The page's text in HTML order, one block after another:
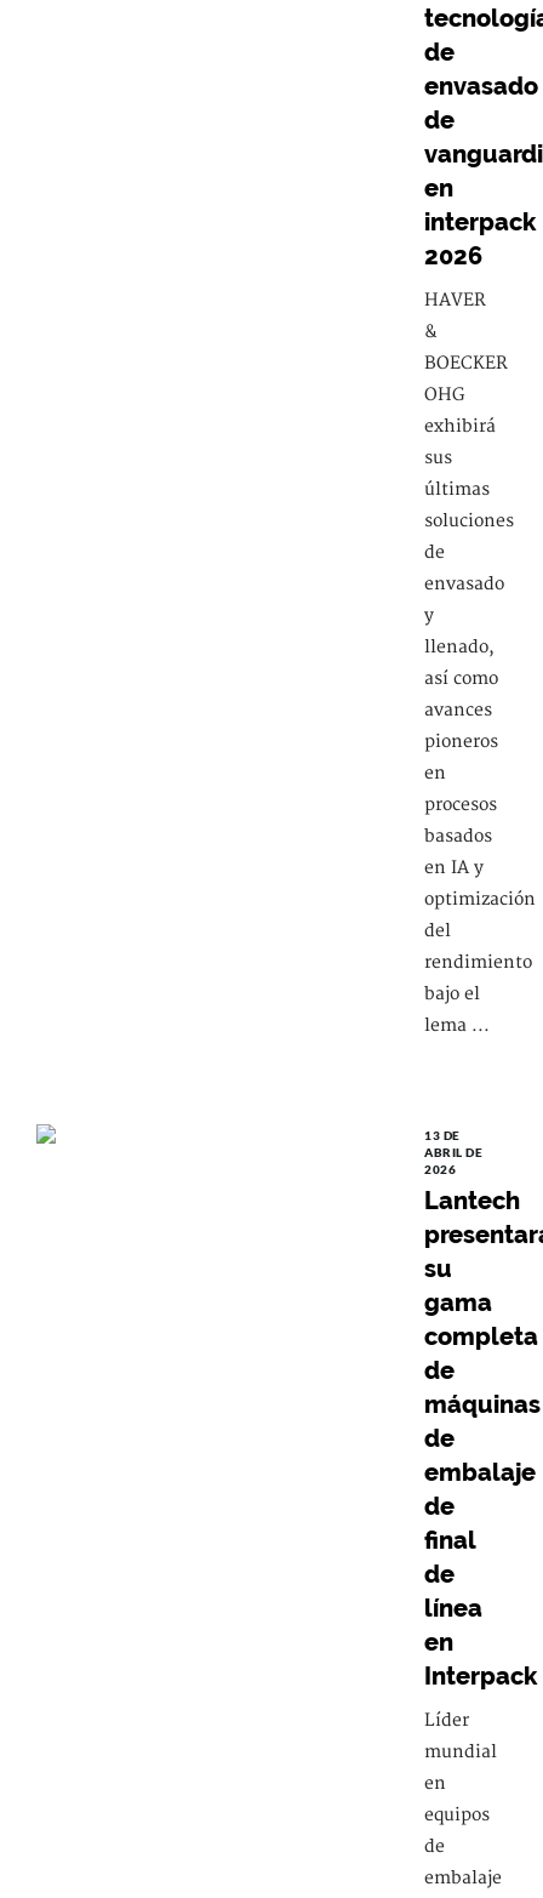
de
envasado
de
en
interpack
2026
HAVER
&
BOECKER
OHG
exhibirá
sus
últimas
soluciones
de
envasado
y
llenado,
así como
avances
pioneros
en
procesos
basados
en IA y
optimización
del
rendimiento
bajo el
lema ...
13 DE
ABRIL DE
2026
Lantech
su
gama
completa
de
máquinas
de
embalaje
de
final
de
línea
en
Interpack
Líder
mundial
en
equipos
de
embalaje